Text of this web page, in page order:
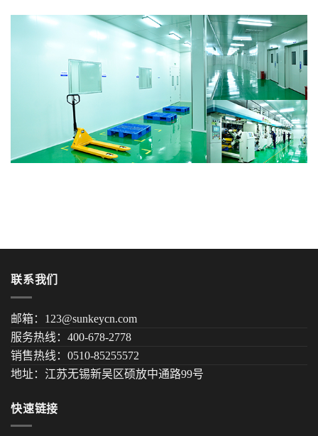
联系我们
邮箱：123@sunkeycn.com
服务热线：400-678-2778
销售热线：0510-85255572
地址：江苏无锡新吴区硕放中通路99号
快速链接